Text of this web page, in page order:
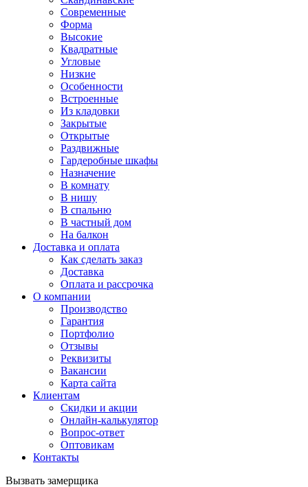
Современные
Форма
Высокие
Квадратные
Угловые
Низкие
Особенности
Встроенные
Из кладовки
Закрытые
Открытые
Раздвижные
Гардеробные шкафы
Назначение
В комнату
В нишу
В спальню
В частный дом
На балкон
Доставка и оплата
Как сделать заказ
Доставка
Оплата и рассрочка
О компании
Производство
Гарантия
Портфолио
Отзывы
Реквизиты
Вакансии
Карта сайта
Клиентам
Скидки и акции
Онлайн-калькулятор
Вопрос-ответ
Оптовикам
Контакты
Вызвать замерщика